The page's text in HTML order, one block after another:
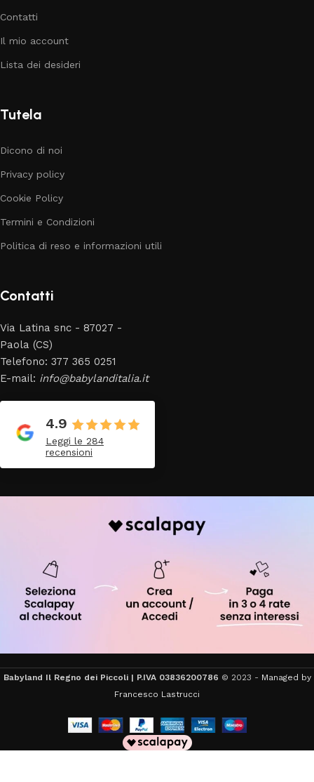
Contatti
Il mio account
Lista dei desideri
Tutela
Dicono di noi
Privacy policy
Cookie Policy
Termini e Condizioni
Politica di reso e informazioni utili
Contatti
Via Latina snc - 87027 -
Paola (CS)
Telefono: 377 365 0251
E-mail: info@babylanditalia.it
4.9
Leggi le 284
recensioni
Babyland Il Regno dei Piccoli | P.IVA 03836200786 © 2023 - Managed by
Francesco Lastrucci